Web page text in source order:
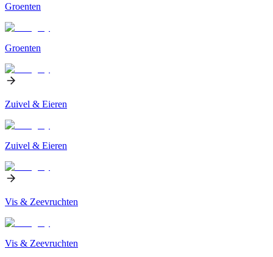
Groenten
Groenten
Zuivel & Eieren
Zuivel & Eieren
Vis & Zeevruchten
Vis & Zeevruchten